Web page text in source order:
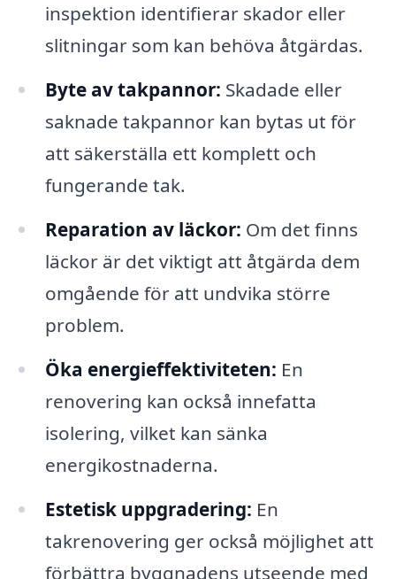
inspektion identifierar skador eller
slitningar som kan behöva åtgärdas.
Byte av takpannor: Skadade eller
saknade takpannor kan bytas ut för
att säkerställa ett komplett och
fungerande tak.
Reparation av läckor: Om det finns
läckor är det viktigt att åtgärda dem
omgående för att undvika större
problem.
Öka energieffektiviteten: En
renovering kan också innefatta
isolering, vilket kan sänka
energikostnaderna.
Estetisk uppgradering: En
takrenovering ger också möjlighet att
förbättra byggnadens utseende med